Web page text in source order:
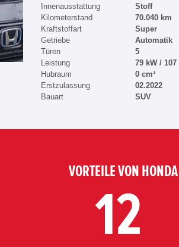
Innenausstattung
Stoff
Kilometerstand
70.040 km
Kraftstoffart
Super
Getriebe
Automatik
Türen
5
Leistung
79 kW / 107
Hubraum
0 cm³
Erstzulassung
02.2022
Bauart
SUV
VORTEILE VON
12